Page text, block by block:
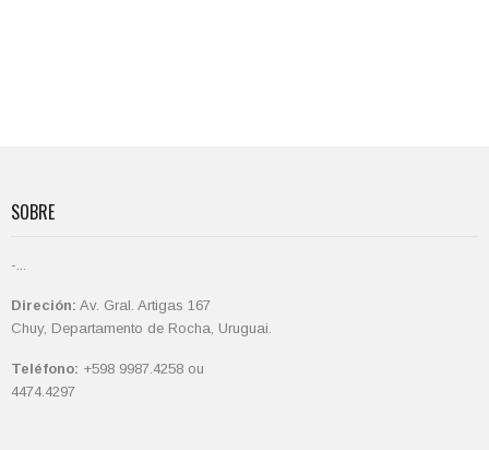
SOBRE
-...
Direción: Av. Gral. Artigas 167
Chuy, Departamento de Rocha, Uruguai.
Teléfono: +598 9987.4258 ou
4474.4297